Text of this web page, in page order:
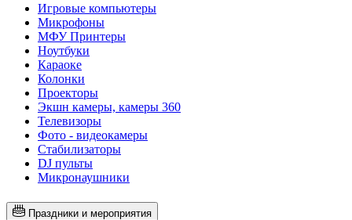
Игровые компьютеры
Микрофоны
МФУ Принтеры
Ноутбуки
Караоке
Колонки
Проекторы
Экшн камеры, камеры 360
Телевизоры
Фото - видеокамеры
Стабилизаторы
DJ пульты
Микронаушники
Праздники и мероприятия